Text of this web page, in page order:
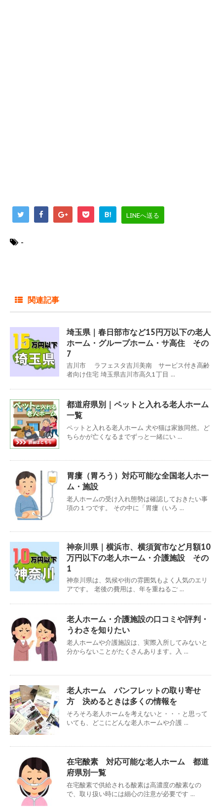
B! LINEへ送る
-
関連記事
埼玉県｜春日部市など15円万以下の老人
ホーム・グループホーム・サ高住 その
7
吉川市 ラフェスタ吉川美南 サービス付き高齢
者向け住宅 埼玉県吉川市高久1丁目 ...
都道府県別｜ペットと入れる老人ホーム
一覧
ペットと入れる老人ホーム 犬や猫は家族同然。ど
ちらかが亡くなるまでずっと一緒にい ...
胃瘻（胃ろう）対応可能な全国老人ホー
ム・施設
老人ホームの受け入れ態勢は確認しておきたい事
項の１つです。 その中に「胃瘻（いろ ...
神奈川県｜横浜市、横須賀市など月額10
万円以下の老人ホーム・介護施設 その
1
神奈川県は、気候や街の雰囲気もよく人気のエリ
アです。 老後の費用は、年を重ねるご ...
老人ホーム・介護施設の口コミや評判・
うわさを知りたい
老人ホームや介護施設は、実際入所してみないと
分からないことがたくさんあります。入 ...
老人ホーム パンフレットの取り寄せ
方 決めるときは多くの情報を
そろそろ老人ホームを考えないと・・・と思って
いても、どこにどんな老人ホームや介護 ...
在宅酸素 対応可能な老人ホーム 都道
府県別一覧
在宅酸素で供給される酸素は高濃度の酸素なの
で、取り扱い時には細心の注意が必要です ...